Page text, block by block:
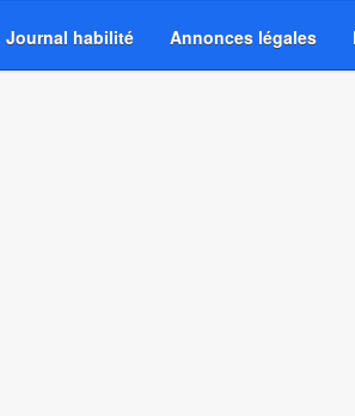
Journal habilité Annonces légales